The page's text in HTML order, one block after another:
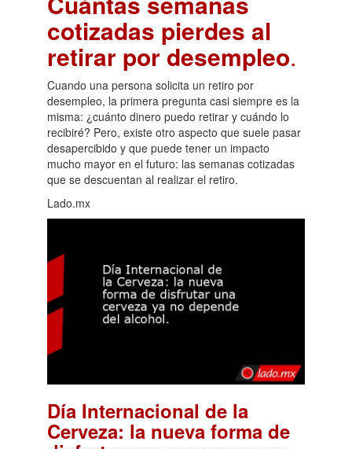
cotizadas pierdes al
retirar por desempleo.
Cuando una persona solicita un retiro por
desempleo, la primera pregunta casi siempre es la
misma: ¿cuánto dinero puedo retirar y cuándo lo
recibiré? Pero, existe otro aspecto que suele pasar
desapercibido y que puede tener un impacto
mucho mayor en el futuro: las semanas cotizadas
que se descuentan al realizar el retiro.
Lado.mx
Día Internacional de la
Cerveza: la nueva forma de